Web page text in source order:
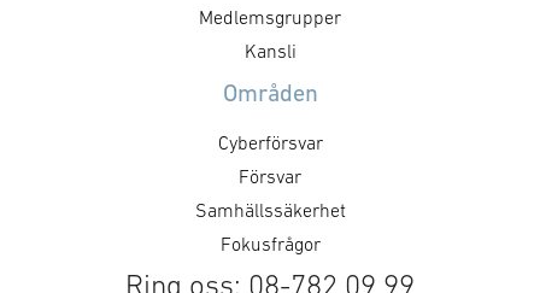
första order som även
inkluderade SATCOM-as-a-
Medlemsgrupper
Kansli
Områden
Cyberförsvar
Försvar
Samhällssäkerhet
Fokusfrågor
Ring oss: 08-782 09 99